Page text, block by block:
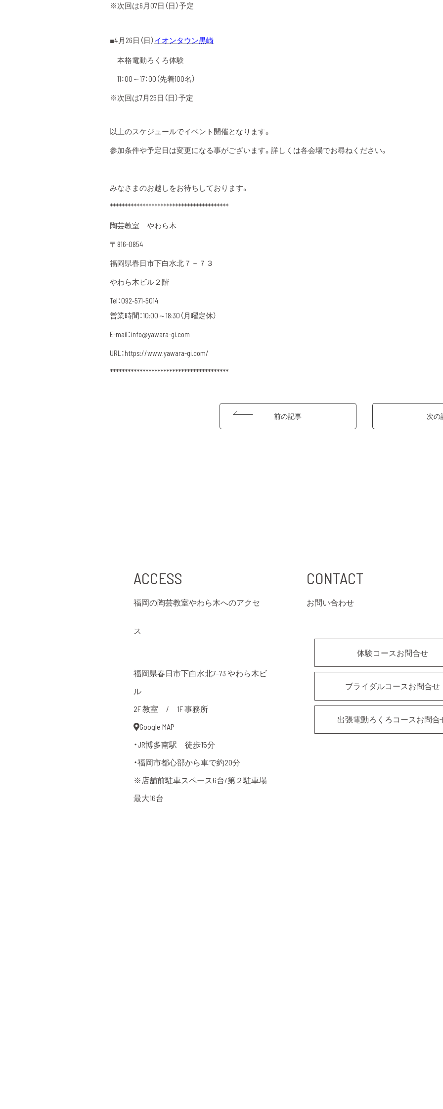
※次回は6月07日（日）予定
■4月26日（日）イオンタウン黒崎
本格電動ろくろ体験
11：00～17：00（先着100名）
※次回は7月25日（日）予定
以上のスケジュールでイベント開催となります。
参加条件や予定日は変更になる事がございます。詳しくは各会場でお尋ねください。
みなさまのお越しをお待ちしております。
****************************************
陶芸教室 やわら木
〒816-0854
福岡県春日市下白水北７－７３
やわら木ビル２階
Tel：092-571-5014
営業時間：10:00～18:30（月曜定休）
E-mail：info@yawara-gi.com
URL：https://www.yawara-gi.com/
****************************************
前の記事 次の
ACCESS
福岡の陶芸教室やわら木へのアクセ
ス
福岡県春日市下白水北7-73 やわら木ビ
ル
2F 教室 / 1F 事務所
Google MAP
・JR博多南駅 徒歩15分
・福岡市都心部から車で約20分
※店舗前駐車スペース6台/第２駐車場
最大16台
CONTACT
お問い合わせ
体験コースお問合せ
ブライダルコースお問合せ
出張電動ろくろコースお問合